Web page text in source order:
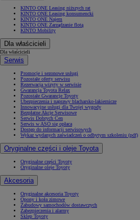
KINTO ONE Leasing niższych rat
KINTO ONE Leasing konsumencki
KINTO ONE Najem
KINTO ONE Zarządzanie flotą
KINTO Mobility
Dla właścicieli
Dla właścicieli
Serwis
Promocje i sezonowe usługi
Pozostałe oferty serwisu
Rezerwacja wizyty w serwisie
Gwarancja Toyota Relax
Pozostałe Gwarancje Toyoty
Ubezpieczenia i naprawy blacharsko-lakiernicze
Innowacyjne usługi dla Twojej wygody
Bezpłatne Akcje Serwisowe
Serwis Dobrych Cen
Serwis w ASO się opłaca
Dostęp do informacji serwisowych
Wykaz wydanych zaświadczeń o odbytym szkoleniu (pdf)
Oryginalne części i oleje Toyota
Oryginalne części Toyoty
Oryginalne oleje Toyoty
Akcesoria
Oryginalne akcesoria Toyoty
Opony i koła zimowe
Zabudowy samochodów dostawczych
Zabezpieczenia i alarmy
Sklep Toyoty